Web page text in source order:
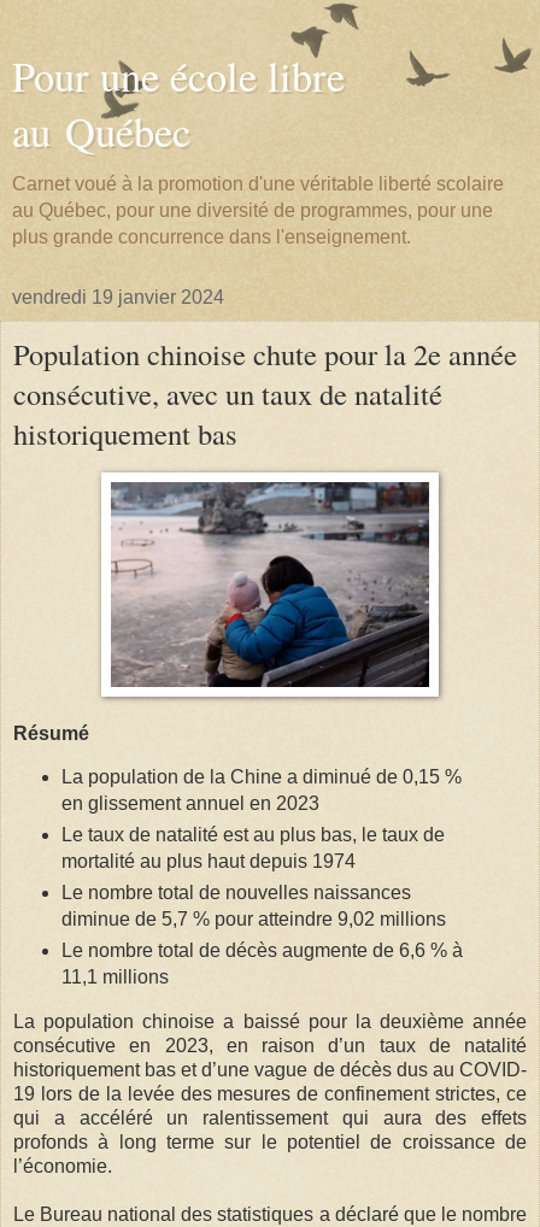
Pour une école libre
au Québec
Carnet voué à la promotion d'une véritable liberté scolaire
au Québec, pour une diversité de programmes, pour une
plus grande concurrence dans l'enseignement.
vendredi 19 janvier 2024
Population chinoise chute pour la 2e année
consécutive, avec un taux de natalité
historiquement bas
Résumé
La population de la Chine a diminué de 0,15 %
en glissement annuel en 2023
Le taux de natalité est au plus bas, le taux de
mortalité au plus haut depuis 1974
Le nombre total de nouvelles naissances
diminue de 5,7 % pour atteindre 9,02 millions
Le nombre total de décès augmente de 6,6 % à
11,1 millions
La population chinoise a baissé pour la deuxième année
consécutive en 2023, en raison d’un taux de natalité
historiquement bas et d’une vague de décès dus au COVID-
19 lors de la levée des mesures de confinement strictes, ce
qui a accéléré un ralentissement qui aura des effets
profonds à long terme sur le potentiel de croissance de
l’économie.
Le Bureau national des statistiques a déclaré que le nombre